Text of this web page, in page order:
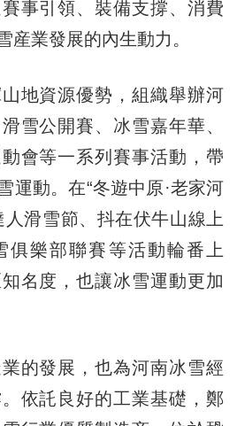
事引領、裝備支撐、消費
産業發展的內生動力。
資源優勢，組織舉辦河
雪公開賽、冰雪嘉年華、
會等一系列賽事活動，帶
運動。在“冬遊中原·老家河
人滑雪節、抖在伏牛山線上
俱樂部聯賽等活動輪番上
名度，也讓冰雪運動更加
發展，也為河南冰雪經
依託良好的工業基礎，鄭